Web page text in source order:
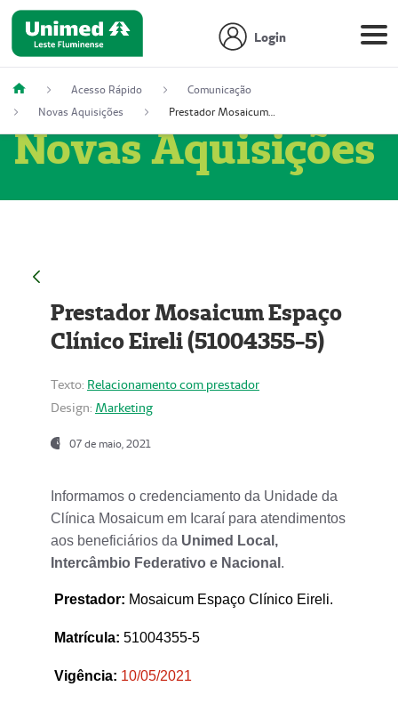
Login
Acesso Rápido
Comunicação
Novas Aquisições
Prestador Mosaicum Espaço Clínico Eireli (51004355-5)
Novas Aquisições
Prestador Mosaicum Espaço
Clínico Eireli (51004355-5)
Texto: Relacionamento com prestador
Design: Marketing
07 de maio, 2021
Informamos o credenciamento da Unidade da
Clínica Mosaicum em Icaraí para atendimentos
aos beneficiários da Unimed Local,
Intercâmbio Federativo e Nacional .
Prestador: Mosaicum Espaço Clínico Eireli.
Matrícula: 51004355-5
Vigência: 10/05/2021